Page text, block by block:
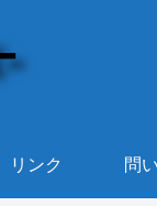
リンク 問